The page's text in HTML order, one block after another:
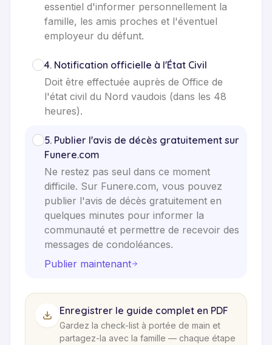
essentiel d'informer personnellement la
famille, les amis proches et l'éventuel
employeur du défunt.
4. Notification officielle à l'État Civil
Doit être effectuée auprès de Office de
l'état civil du Nord vaudois (dans les 48
heures).
5. Publier l'avis de décès gratuitement sur
Funere.com
Ne restez pas seul dans ce moment
difficile. Sur Funere.com, vous pouvez
publier l'avis de décès gratuitement en
quelques minutes pour informer la
communauté et permettre de recevoir des
messages de condoléances.
Publier maintenant
Enregistrer le guide complet en PDF
Gardez la check-list à portée de main et
partagez-la avec la famille — chaque étape